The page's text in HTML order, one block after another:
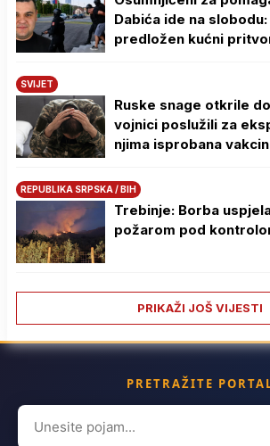
Dabića ide na
predložen kućni
SVIJET
Ruske snage otkrile
vojnici poslužili za
njima isprobana
REPUBLIKA SRPSKA / BIH
Trebinje: Borba
požarom pod
PRIKAŽI JOŠ VIJESTI
PRETRAŽITE
Search
for: